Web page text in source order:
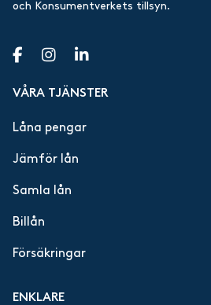
och Konsumentverkets tillsyn.
VÅRA TJÄNSTER
Låna pengar
Jämför lån
Samla lån
Billån
Försäkringar
ENKLARE